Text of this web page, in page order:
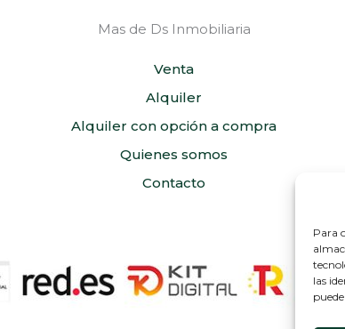
Para
las
g
m
Mas de Ds Inmobiliaria
Venta
Alquiler
Alquiler con opción a compra
Quienes somos
Contacto